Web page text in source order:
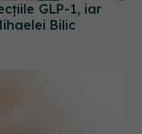
GLP-1, iar
Bilic